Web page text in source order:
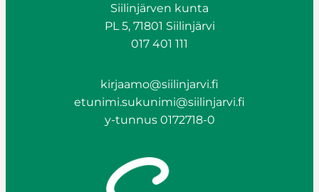
Siilinjärven kunta
PL 5, 71801 Siilinjärvi
017 401 111
kirjaamo@siilinjarvi.fi
etunimi.sukunimi@siilinjarvi.fi
y-tunnus 0172718-0